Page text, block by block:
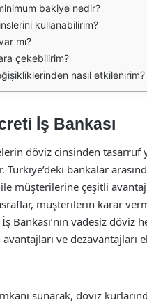
bakiye nedir?
kullanabilirim?
mı?
çekebilirim?
nasıl etkilenirim?
İş Bankası
döviz cinsinden tasarruf
bankalar
müşterilerine çeşitli
müşterilerin karar
Bankası’nın vadesiz döviz
ve dezavantajları
sunarak, döviz